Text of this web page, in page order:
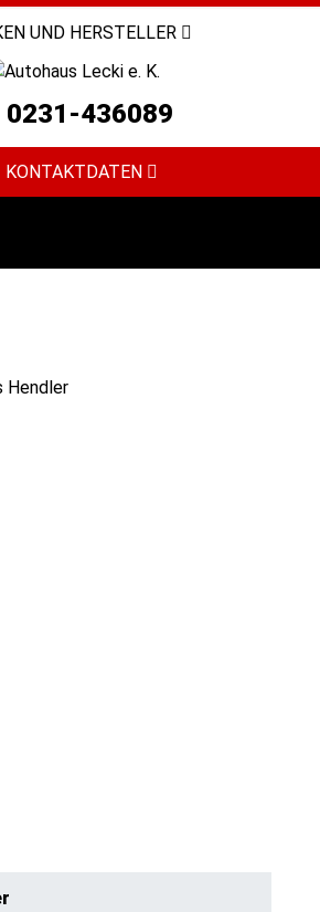
UND HERSTELLER
0231-436089
KONTAKTDATEN